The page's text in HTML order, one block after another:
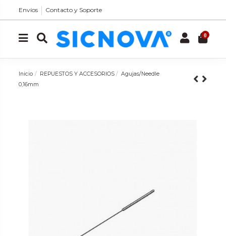
Envíos Contacto y Soporte
0
Inicio REPUESTOS Y ACCESORIOS
Agujas/Needle
0,16mm